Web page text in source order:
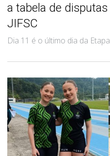
a tabela de
JIFSC
Dia 11 é o último dia da